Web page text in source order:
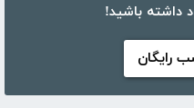
داشته باشید!
رایگان